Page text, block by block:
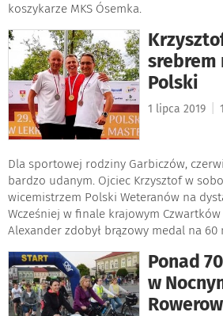
koszykarze MKS Ósemka.
Polski
1 lipca 2019
Dla sportowej rodziny Garbiczów,
bardzo udanym. Ojciec Krzysztof w
wicemistrzem Polski Weteranów na
Wcześniej w finale krajowym
Alexander zdobył brązowy medal na 60
Ponad
w